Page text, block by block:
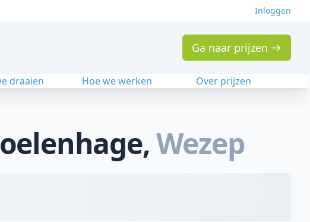
Inloggen
Ga naar prijzen
draaien Hoe we werken Over prijzen
,Wezep